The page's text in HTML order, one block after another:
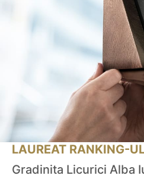
LAUREAT RANKING-
Gradinita Licurici Alba